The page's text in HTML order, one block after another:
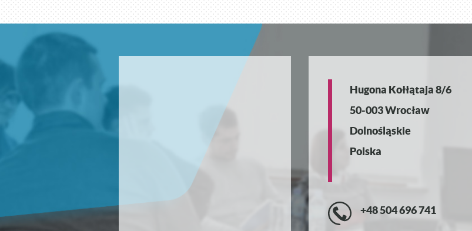
Hugona Kołłątaja 8/6
50-003 Wrocław
Dolnośląskie
Polska
+48 504 696 741